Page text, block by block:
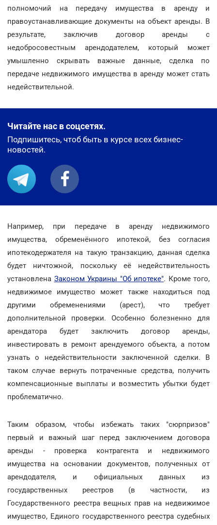
полномочий на передачу имущества в аренду и
правоустанавливающие документы на объект аренды. В
результате, заключив договор аренды с
недобросовестным арендодателем, который может
умышленно скрывать важные данные, сделка по
передаче недвижимого имущества в аренду может стать
недействительной.
Читайте нас в соцсетях.
Подпишитесь, чтоб быть в курсе всех бизнес-
новостей.
Например, при передаче в аренду недвижимого
имущества, обременённого ипотекой, без согласия
ипотекодержателя на такую транзакцию, данная сделка
будет ничтожной, поскольку её недействительность
установлена Законом Украины "Об ипотеке". Кроме того,
недвижимое имущество может также находиться под
другими обременениями (арест), что требует
дополнительной проверки. Особенно болезненно для
арендатора будет заключить договор аренды,
инвестировать в ремонт арендуемого объекта, а потом
узнать о недействительности заключенной сделки. В
таком случае вернуть потраченные средства, получить
компенсационные выплаты и возместить убытки будет
проблематично.
Таким образом, чтобы избежать таких "сюрпризов"
первый и важный шаг перед заключением договора
аренды - проверка контрагента и недвижимого
имущества на основании документов, полученных от
арендодателя, и официальных данных из
государственных реестров (в частности, из
Государственного реестра вещных прав на недвижимое
имущество, Единого государственного реестра судебных